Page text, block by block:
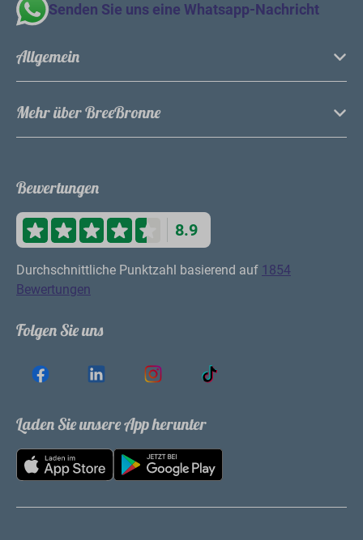
Senden Sie uns eine Whatsapp-Nachricht
Allgemein
Mehr über BreeBronne
Bewertungen
8.9
Durchschnittliche Punktzahl basierend auf 1854
Bewertungen
Folgen Sie uns
Laden Sie unsere App herunter